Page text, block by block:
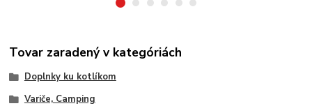
Tovar zaradený v kategóriách
Doplnky ku kotlíkom
Variče, Camping